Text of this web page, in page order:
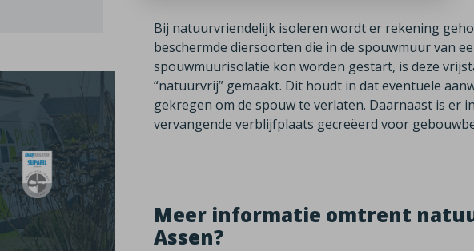
Bij natuurvriendelijk isoleren wordt er rekening
beschermde diersoorten die in de spouwmuur van
spouwmuurisolatie kon worden gestart, is deze
“natuurvrij” gemaakt. Dit houdt in dat eventuele
gekregen om de spouw te verlaten. Daarnaast is er
vervangende verblijfplaats gecreëerd voor
Meer informatie omtrent
Assen?